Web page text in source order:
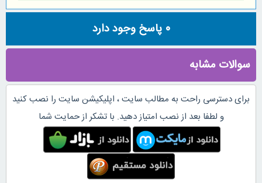
0 پاسخ وجود دارد
سوالات مشابه
برای دسترسی راحت به مطالب سایت ، اپلیکیشن سایت را نصب کنید
و لطفا بعد از نصب امتیاز دهید. با تشکر از حمایت شما